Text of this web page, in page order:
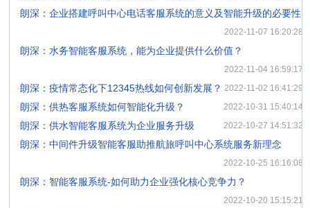
·朗深：企业搭建呼叫中心电话客服系统的意义及智能升级的必要性
2022-11-07 16:20:28
·朗深：水务智能客服系统，能为企业提供什么价值？
2022-11-04 16:59:17
·朗深：疫情常态化下12345热线如何创新发展？ 2022-11-02 16:41:29
·朗深：供热客服系统如何智能化升级？ 2022-10-31 15:40:14
·朗深：供水智能客服系统为企业服务升级 2022-10-27 14:51:32
·朗深：中间件升级智能客服助推航旅呼叫中心系统服务新理念
2022-10-25 16:16:08
·朗深：智能客服系统-如何助力企业强化核心竞争力？
2022-10-20 15:15:21